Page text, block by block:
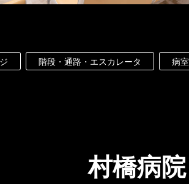
階段・通路・エスカレータ 病室
村橋病院